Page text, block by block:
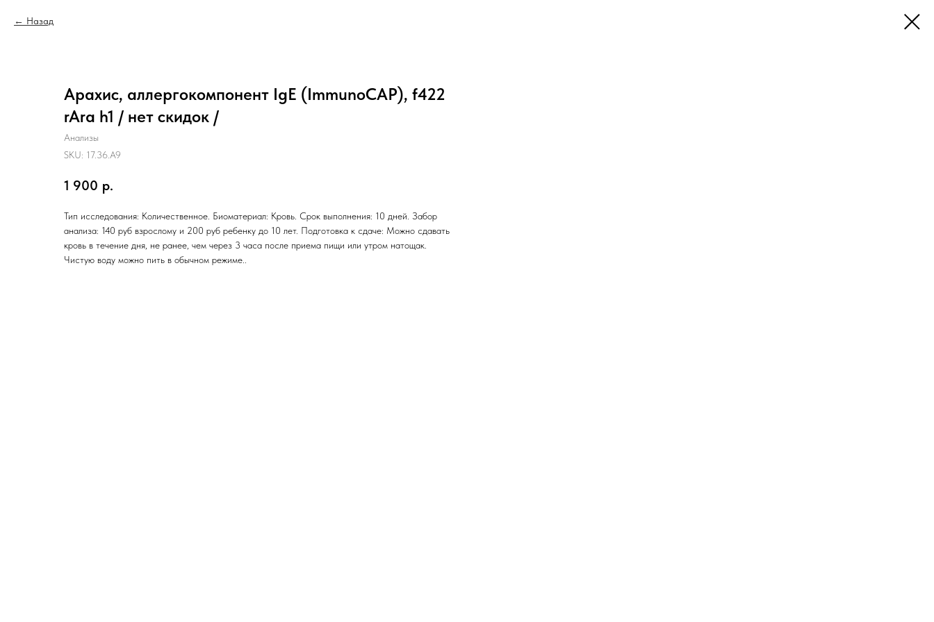
Назад
Арахис, аллергокомпонент IgE (ImmunoCAP), f422
rAra h1 / нет скидок /
Анализы
SKU: 17.36.A9
1 900 р.
Тип исследования: Количественное. Биоматериал: Кровь. Срок выполнения: 10 дней. Забор
анализа: 140 руб взрослому и 200 руб ребенку до 10 лет. Подготовка к сдаче: Можно сдавать
кровь в течение дня, не ранее, чем через 3 часа после приема пищи или утром натощак.
Чистую воду можно пить в обычном режиме..